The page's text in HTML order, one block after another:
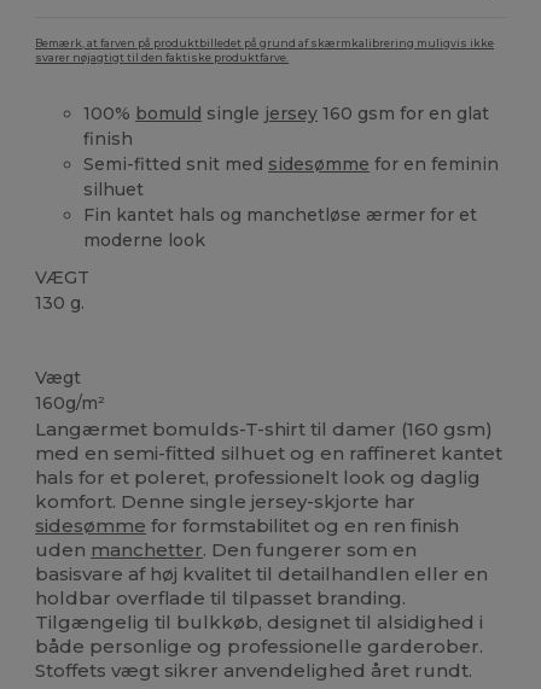
Bemærk, at farven på produktbilledet på grund af skærmkalibrering muligvis ikke
svarer nøjagtigt til den faktiske produktfarve.
100% bomuld single jersey 160 gsm for en glat
finish
Semi-fitted snit med sidesømme for en feminin
silhuet
Fin kantet hals og manchetløse ærmer for et
moderne look
VÆGT
130 g.
Vægt
160g/m²
Langærmet bomulds-T-shirt til damer (160 gsm)
med en semi-fitted silhuet og en raffineret kantet
hals for et poleret, professionelt look og daglig
komfort. Denne single jersey-skjorte har
sidesømme for formstabilitet og en ren finish
uden manchetter. Den fungerer som en
basisvare af høj kvalitet til detailhandlen eller en
holdbar overflade til tilpasset branding.
Tilgængelig til bulkkøb, designet til alsidighed i
både personlige og professionelle garderober.
Stoffets vægt sikrer anvendelighed året rundt.